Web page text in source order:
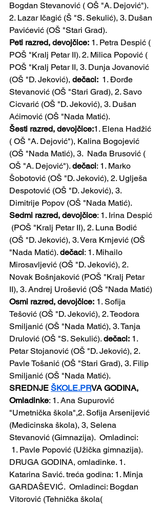
Bogdan Stevanović ( OŠ "A. Dejović").
2. Lazar Ičagić (Š "S. Sekulić), 3. Dušan
Pavićević (OŠ "Stari Grad).
Peti razred, devojčice: 1. Petra Despić (
POŠ "Kralj Petar II). 2. Milica Popović (
POŠ "Kralj Petar II, 3. Dunja Jovanović
(OŠ "D. Jeković), dečaci: 1. Đorđe
Stevanović (OŠ "Stari Grad), 2. Savo
Cicvarić (OŠ "D. Jeković), 3. Dušan
Aćimović (OŠ "Nada Matić).
Šesti razred, devojčice:1. Elena Hadžić
( OŠ "A. Dejović"), Kalina Bogojević
(OŠ "Nada Matić), 3.  Nađa Brusović (
OŠ "A. Dejović"). dečaci: 1. Marko
Šobotović (OŠ "D. Jeković), 2. Uglješa
Despotović (OŠ "D. Jeković), 3.
Dimitrije Popov (OŠ "Nada Matić).
Sedmi razred, devojčice: 1. Irina Despić
(POŠ "Kralj Petar II), 2. Luna Bodić
(OŠ "D. Jeković), 3. Vera Krnjević (OŠ
"Nada Matić). dečaci: 1. Mihailo
Mirosavljević (OŠ "D. Jeković), 2.
Novak Bošnjaković (POŠ "Kralj Petar
II), 3. Andrej Urošević (OŠ "Nada Matić)
Osmi razred, devojčice: 1. Sofija
Tešović (OŠ "D. Jeković), 2. Teodora
Smiljanić (OŠ "Nada Matić), 3. Tanja
Drulović (OŠ "S. Sekulić). dečaci: 1.
Petar Stojanović (OŠ "D. Jeković), 2.
Pavle Tošanić (OŠ "Stari Grad), 3. Filip
Smiljanić (OŠ "Nada Matić).
SREDNJE ŠKOLE.PRVA GODINA,
Omladinke: 1. Ana Supurović
"Umetnička škola",2. Sofija Arsenijević
(Medicinska škola), 3, Selena
Stevanović (Gimnazija).  Omladinci:
DRUGA GODINA, omladinke. 1.
Katarina Savić. treća godina: 1. Minja
GARDAŠEVIĆ.  Omladinci: Bogdan
Vitorović (Tehnička škola(